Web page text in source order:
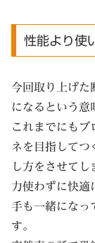
性能より使
今回取り上げた
になるという意
これまでにもブ
ネを目指してつ
し方をさせて
力使わずに快適
手も一緒になっ
す。